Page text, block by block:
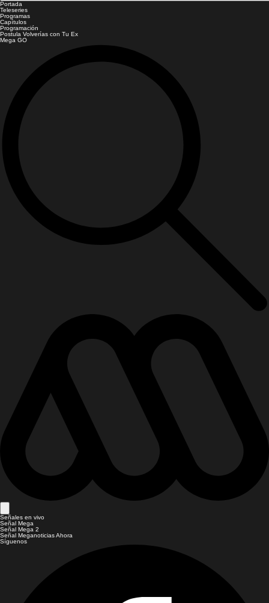
Portada
Teleseries
Programas
Capítulos
Programación
Postula Volverías con Tu Ex
Mega GO
Señales en vivo
Señal Mega
Señal Mega 2
Señal Meganoticias Ahora
Síguenos